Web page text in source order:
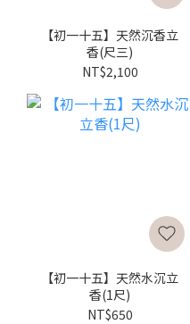
【初一十五】天然沉香立
香(尺三)
NT$2,100
【初一十五】天然水沉立
香(1尺)
NT$650